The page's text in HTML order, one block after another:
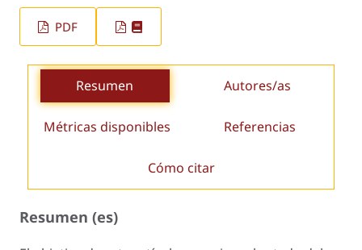
PDF
Resumen Autores/as
Métricas disponibles Referencias
Cómo citar
Resumen (es)